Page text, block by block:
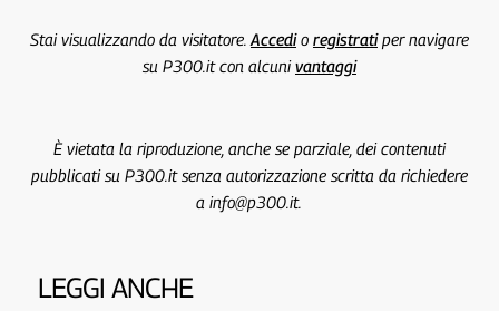
Stai visualizzando da visitatore. Accedio registratiper navigare
su P300.it con alcunivantaggi
È vietata la riproduzione, anche se parziale, dei contenuti
pubblicati su P300.it senza autorizzazione scritta da richiedere
a info@p300.it.
LEGGI ANCHE